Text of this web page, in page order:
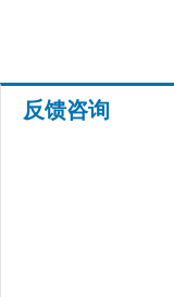
反馈咨询